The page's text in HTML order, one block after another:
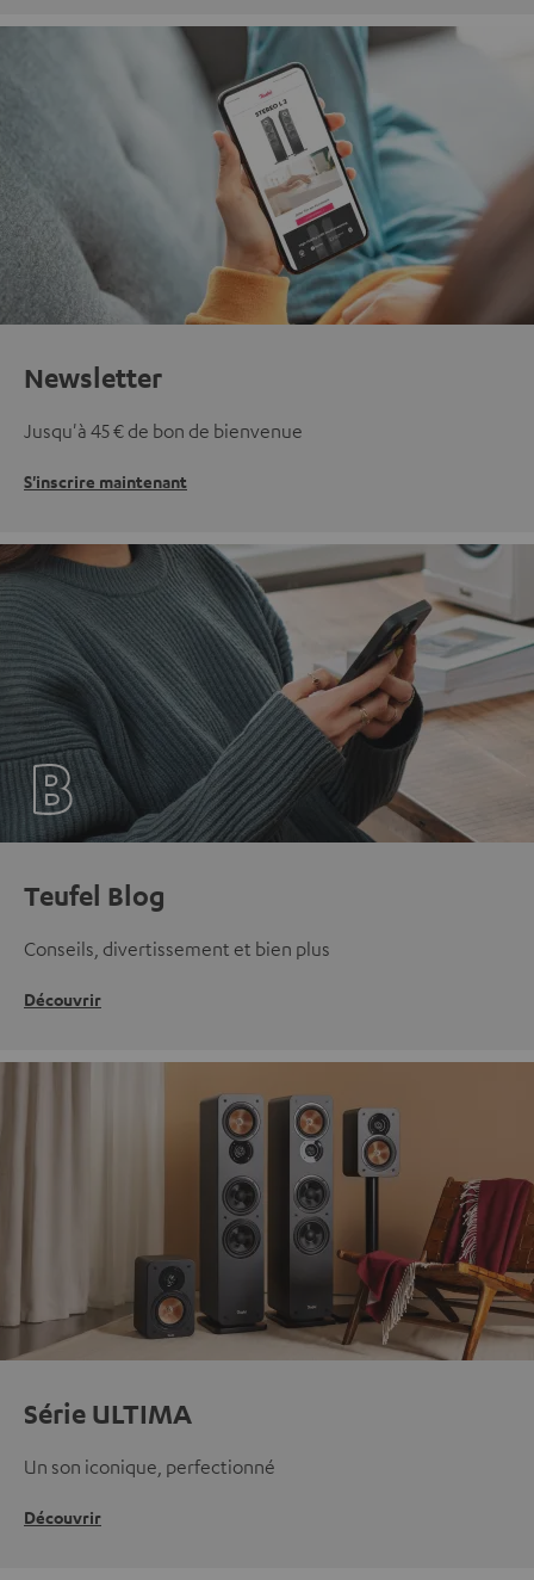
Newsletter
Jusqu'à 45 € de bon de bienvenue
S'inscrire maintenant
Teufel Blog
Conseils, divertissement et bien plus
Découvrir
Série ULTIMA
Un son iconique, perfectionné
Découvrir